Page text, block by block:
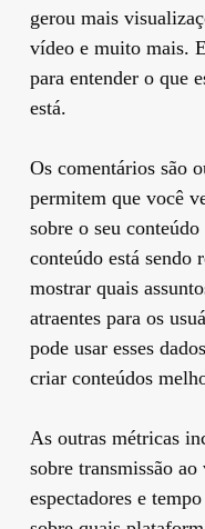
gerou mais
vídeo e muito mais.
para entender o que
está.
Os comentários são
permitem que você
sobre o seu
conteúdo está sendo
mostrar quais
atraentes para os
pode usar esses
criar conteúdos
As outras métricas
sobre transmissão
espectadores e